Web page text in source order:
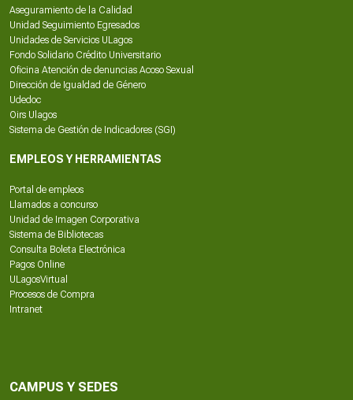
Aseguramiento de la Calidad
Unidad Seguimiento Egresados
Unidades de Servicios ULagos
Fondo Solidario Crédito Universitario
Oficina Atención de denuncias Acoso Sexual
Dirección de Igualdad de Género
Udedoc
Oirs Ulagos
Sistema de Gestión de Indicadores (SGI)
EMPLEOS Y HERRAMIENTAS
Portal de empleos
Llamados a concurso
Unidad de Imagen Corporativa
Sistema de Bibliotecas
Consulta Boleta Electrónica
Pagos Online
ULagosVirtual
Procesos de Compra
Intranet
CAMPUS Y SEDES